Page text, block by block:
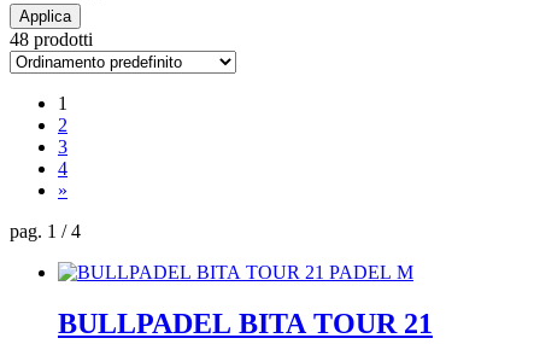
Applica
48 prodotti
1
2
3
4
»
pag. 1 / 4
BULLPADEL BITA TOUR 21